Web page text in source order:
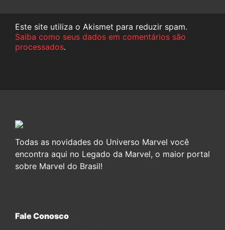
Este site utiliza o Akismet para reduzir spam.
Saiba como seus dados em comentários são
processados.
Todas as novidades do Universo Marvel você
encontra aqui no Legado da Marvel, o maior portal
sobre Marvel do Brasil!
Fale Conosco